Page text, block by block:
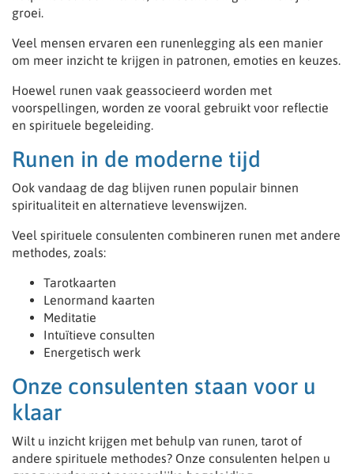
groei.
Veel mensen ervaren een runenlegging als een manier
om meer inzicht te krijgen in patronen, emoties en keuzes.
Hoewel runen vaak geassocieerd worden met
voorspellingen, worden ze vooral gebruikt voor reflectie
en spirituele begeleiding.
Runen in de moderne tijd
Ook vandaag de dag blijven runen populair binnen
spiritualiteit en alternatieve levenswijzen.
Veel spirituele consulenten combineren runen met andere
methodes, zoals:
Tarotkaarten
Lenormand kaarten
Meditatie
Intuïtieve consulten
Energetisch werk
Onze consulenten staan voor u
klaar
Wilt u inzicht krijgen met behulp van runen, tarot of
andere spirituele methodes? Onze consulenten helpen u